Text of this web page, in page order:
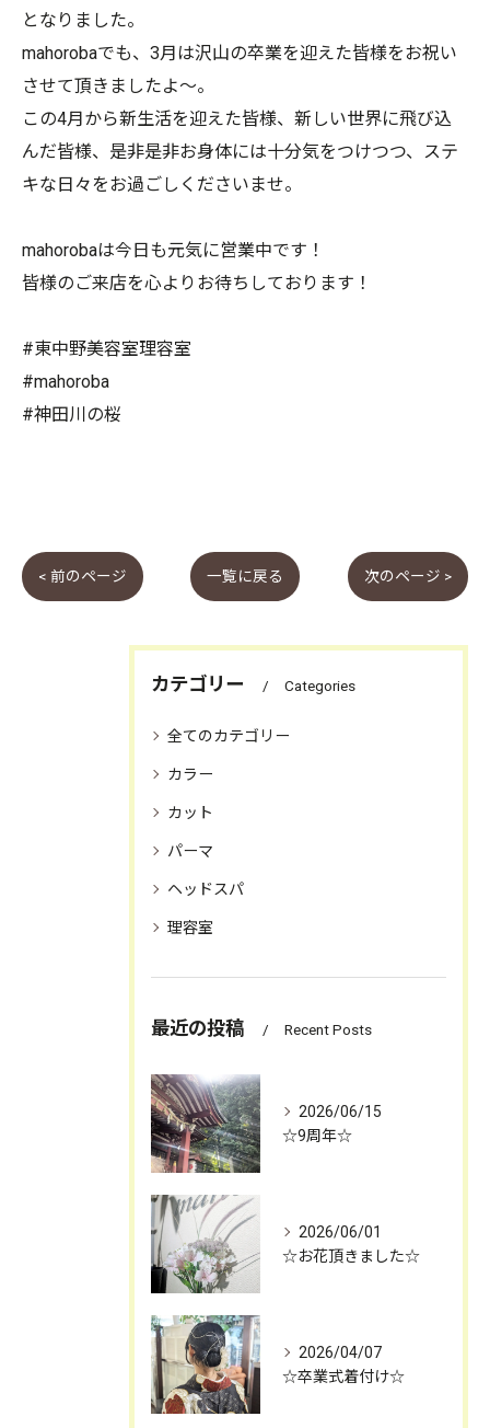
となりました。
mahorobaでも、3月は沢山の卒業を迎えた皆様をお祝い
させて頂きましたよ〜。
この4月から新生活を迎えた皆様、新しい世界に飛び込
んだ皆様、是非是非お身体には十分気をつけつつ、ステ
キな日々をお過ごしくださいませ。
mahorobaは今日も元気に営業中です！
皆様のご来店を心よりお待ちしております！
#東中野美容室理容室
#mahoroba
#神田川の桜
< 前のページ 一覧に戻る 次のページ >
カテゴリー Categories
全てのカテゴリー
カラー
カット
パーマ
ヘッドスパ
理容室
最近の投稿 Recent Posts
2026/06/15
☆9周年☆
2026/06/01
☆お花頂きました☆
2026/04/07
☆卒業式着付け☆